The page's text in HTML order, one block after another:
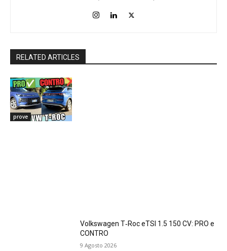
RELATED ARTICLES
prove
Volkswagen T‑Roc eTSI 1.5 150 CV: PRO e
CONTRO
9 Agosto 2026